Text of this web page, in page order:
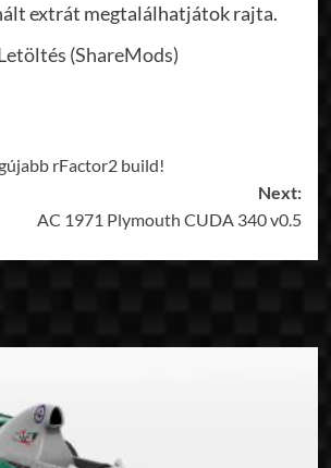
extrát megtalálhatjátok rajta.
(ShareMods)
rFactor2 build!
Next:
AC 1971 Plymouth CUDA 340 v0.5